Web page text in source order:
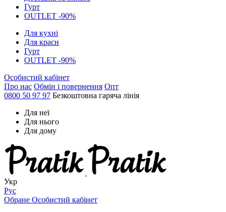
Гурт
OUTLET -90%
Для кухні
Для краси
Гурт
OUTLET -90%
Особистий кабінет
Про нас Обмін і повернення Опт
0800 50 97 97 Безкоштовна гаряча лінія
Для неї
Для нього
Для дому
Укр
Рус
Обране Особистий кабінет